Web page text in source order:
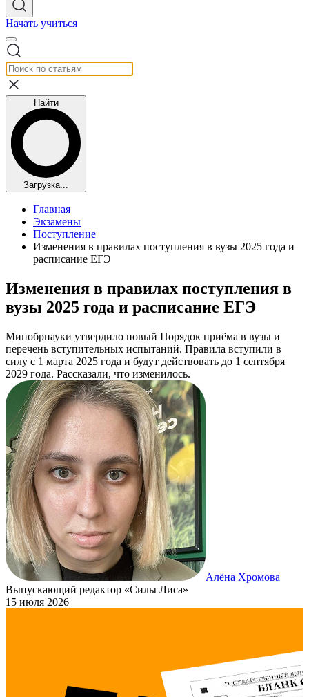
Начать учиться
Найти
Загрузка...
Главная
Экзамены
Поступление
Изменения в правилах поступления в вузы 2025 года и
расписание ЕГЭ
Изменения в правилах поступления в
вузы 2025 года и расписание ЕГЭ
Минобрнауки утвердило новый Порядок приёма в вузы и
перечень вступительных испытаний. Правила вступили в
силу с 1 марта 2025 года и будут действовать до 1 сентября
2029 года. Рассказали, что изменилось.
Алёна Хромова
Выпускающий редактор «Силы Лиса»
15 июля 2026